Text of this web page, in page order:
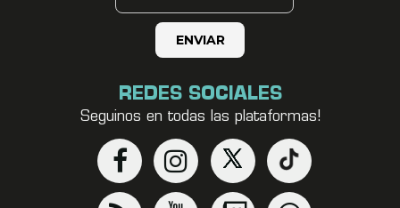
REDES SOCIALES
Seguinos en todas las plataformas!